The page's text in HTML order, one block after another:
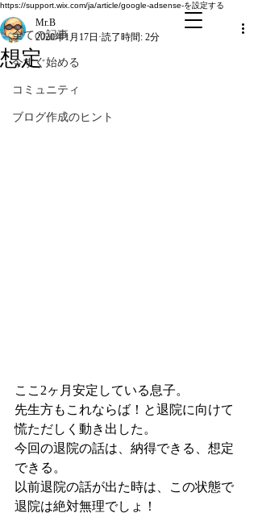
https://support.wix.com/ja/article/google-adsense-を設定する
全ての記事
今すぐ始める
コミュニティ
ブログ作成のヒント
想定
Mr.B
2020年1月17日 読了時間: 2分
ここ2ヶ月安定している息子。
先生方もこれならば！と退院に向けて
慌ただしく動き出した。
今回の退院の話は、納得できる、想定
できる。
以前退院の話が出た時は、この状態で
退院は絶対無理でしょ！